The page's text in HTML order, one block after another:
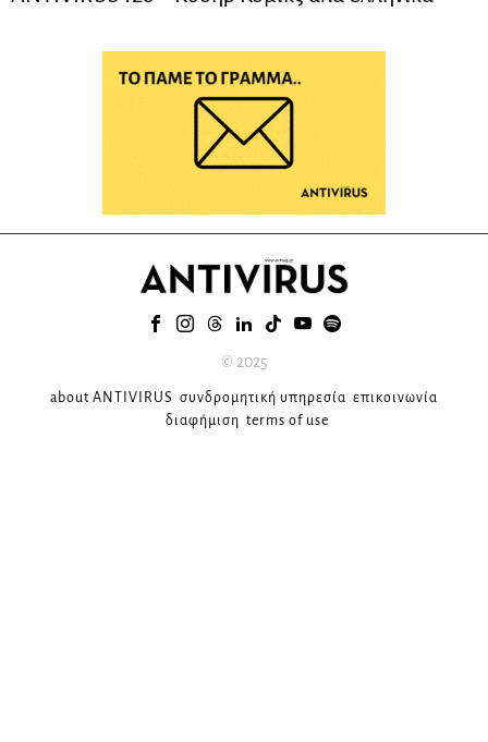
© 2025
about ANTIVIRUS συνδρομητική υπηρεσία επικοινωνία
διαφήμιση terms of use